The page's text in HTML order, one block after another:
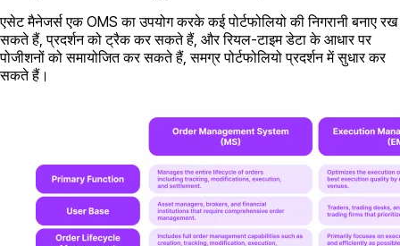
एसेट मैनेजर्स एक OMS का उपयोग करके कई पोर्टफोलियो की निगरानी बनाए रख
सकते हैं, प्रदर्शन को ट्रैक कर सकते हैं, और रियल-टाइम डेटा के आधार पर
पोजीशनों को समायोजित कर सकते हैं, समग्र पोर्टफोलियो प्रदर्शन में सुधार कर
सकते हैं।